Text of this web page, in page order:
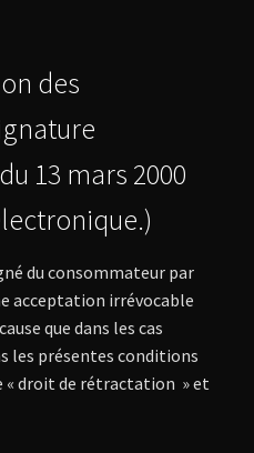
des
13 mars 2000
du consommateur par
acceptation irrévocable
que dans les cas
les présentes conditions
« droit de rétractation » et